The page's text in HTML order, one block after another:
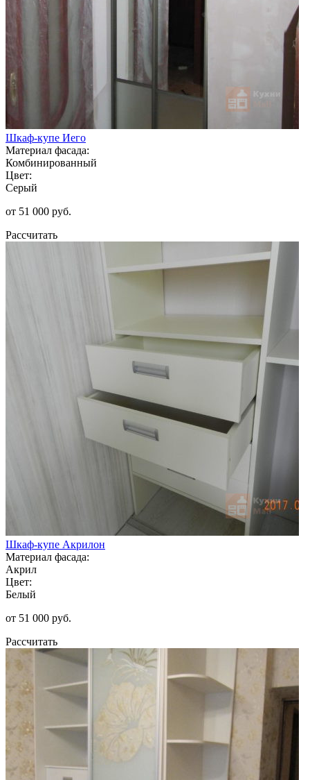
Шкаф-купе Иего
Материал фасада:
Комбинированный
Цвет:
Серый
от 51 000 руб.
Рассчитать
Шкаф-купе Акрилон
Материал фасада:
Акрил
Цвет:
Белый
от 51 000 руб.
Рассчитать